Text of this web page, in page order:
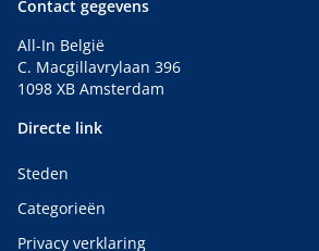
Contact gegevens
All-In België
C. Macgillavrylaan 396
1098 XB Amsterdam
Directe link
Steden
Categorieën
Privacy verklaring